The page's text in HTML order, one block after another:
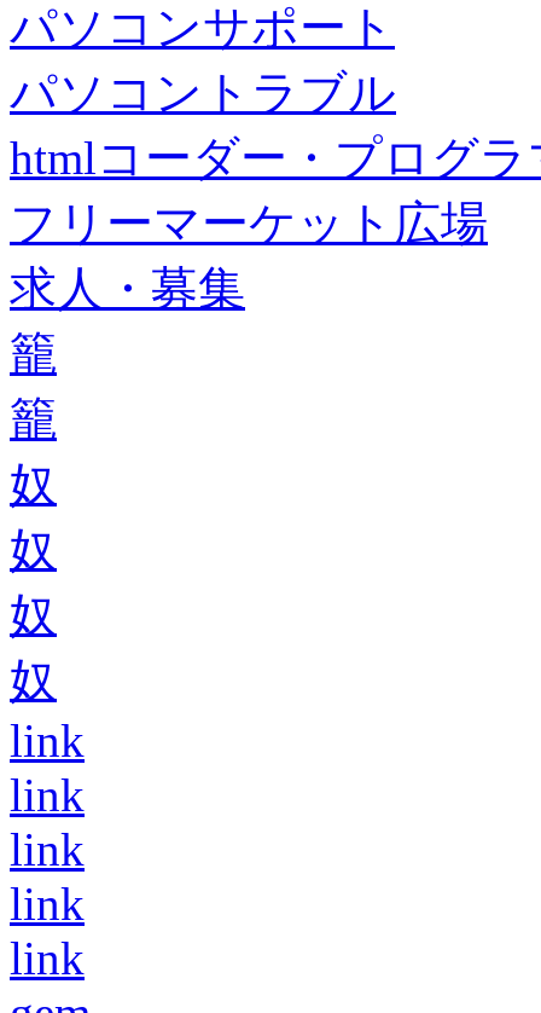
パソコンサポート
パソコントラブル
htmlコーダー・プログラ
フリーマーケット広場
求人・募集
籠
籠
奴
奴
奴
奴
link
link
link
link
link